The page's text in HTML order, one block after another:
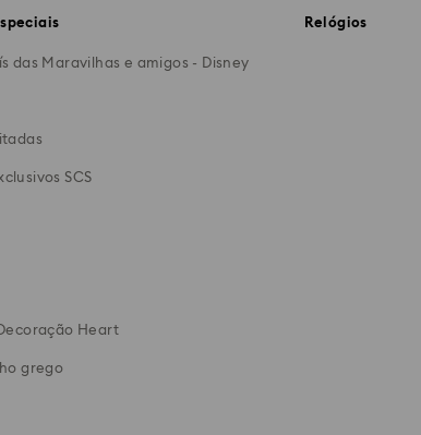
das Maravilhas e amigos - Disney
SCS
Heart
grego
Relógios